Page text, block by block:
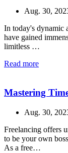
Aug. 30,
In today's dynamic
have gained
limitless …
Read more
Mastering
Aug. 30,
Freelancing offers
to be your own
As a free…